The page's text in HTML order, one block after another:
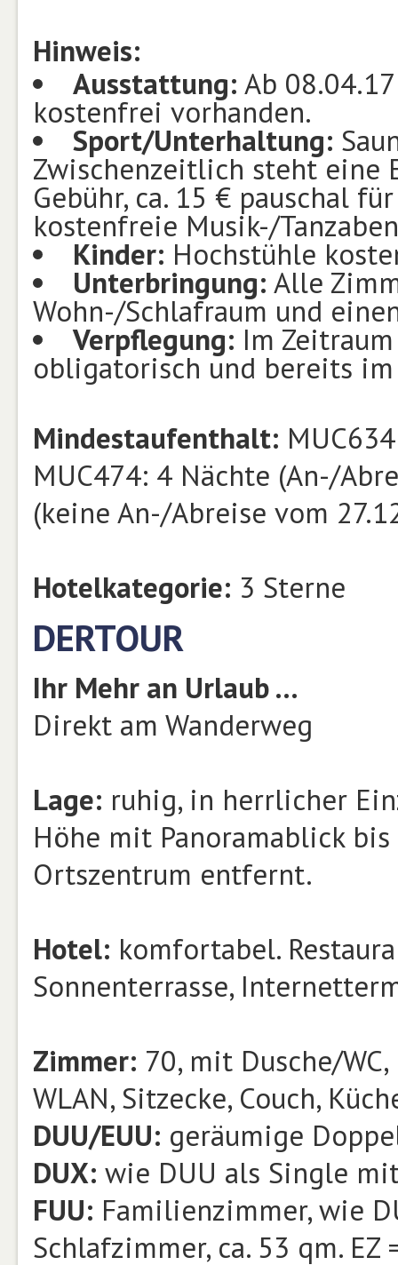
Hinweis:
Ausstattung: Ab
kostenfrei vorhanden.
Sport/Unterhaltung:
Zwischenzeitlich steht eine
Gebühr, ca. 15 € pauschal
kostenfreie Musik-/
Kinder: Hochstühle
Unterbringung: Alle
Wohn-/Schlafraum und
Verpflegung: Im
obligatorisch und bereits
Mindestaufenthalt:
MUC474: 4 Nächte (An-/
(keine An-/Abreise vom
Hotelkategorie: 3 Sterne
DERTOUR
Ihr Mehr an Urlaub …
Direkt am Wanderweg
Lage: ruhig, in herrlicher
Höhe mit Panoramablick
Ortszentrum entfernt.
Hotel: komfortabel.
Sonnenterrasse,
Zimmer: 70, mit Dusche/WC,
WLAN, Sitzecke, Couch,
DUU/EUU: geräumige
DUX: wie DUU als Single
FUU: Familienzimmer, wie
Schlafzimmer, ca. 53 qm.